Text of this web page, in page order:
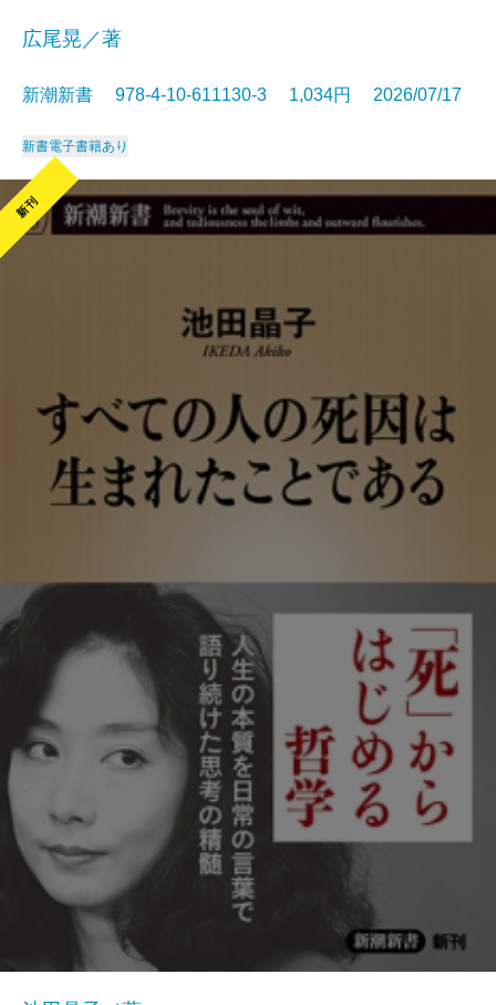
広尾晃／著
新潮新書 978-4-10-611130-3 1,034円 2026/07/17
新書電子書籍あり
新刊